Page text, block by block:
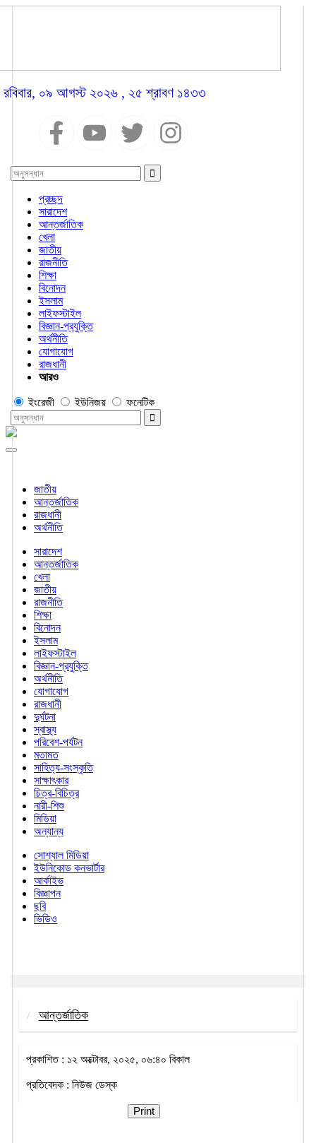
রবিবার, ০৯ আগস্ট ২০২৬ , ২৫ শ্রাবণ ১৪৩৩
প্রচ্ছদ
সারাদেশ
আন্তর্জাতিক
খেলা
জাতীয়
রাজনীতি
শিক্ষা
বিনোদন
ইসলাম
লাইফস্টাইল
বিজ্ঞান-প্রযুক্তি
অর্থনীতি
যোগাযোগ
রাজধানী
আরও
ইংরেজী ইউনিজয় ফনেটিক
জাতীয়
আন্তর্জাতিক
রাজধানী
অর্থনীতি
সারাদেশ
আন্তর্জাতিক
খেলা
জাতীয়
রাজনীতি
শিক্ষা
বিনোদন
ইসলাম
লাইফস্টাইল
বিজ্ঞান-প্রযুক্তি
অর্থনীতি
যোগাযোগ
রাজধানী
দুর্ঘটনা
স্বাস্থ্য
পরিবেশ-পর্যটন
মতামত
সাহিত্য-সংস্কৃতি
সাক্ষাৎকার
চিত্র-বিচিত্র
নারী-শিশু
মিডিয়া
অন্যান্য
সোশ্যাল মিডিয়া
ইউনিকোড কনভার্টার
আর্কাইভ
বিজ্ঞাপন
ছবি
ভিডিও
আন্তর্জাতিক
প্রকাশিত : ১২ অক্টোবর, ২০২৫, ০৬:৪০ বিকাল
প্রতিবেদক : নিউজ ডেস্ক
Print